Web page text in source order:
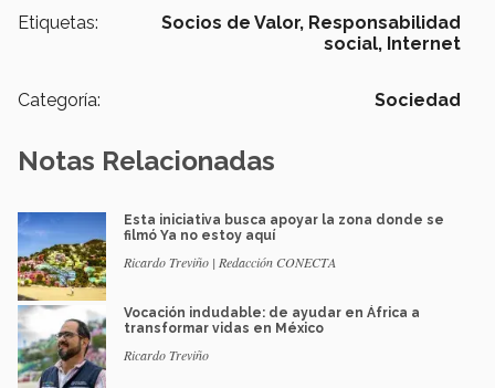
Etiquetas: Socios de Valor, Responsabilidad
social, Internet
Categoría: Sociedad
Notas Relacionadas
Esta iniciativa busca apoyar la zona donde se
filmó Ya no estoy aquí
Ricardo Treviño | Redacción CONECTA
Vocación indudable: de ayudar en África a
transformar vidas en México
Ricardo Treviño